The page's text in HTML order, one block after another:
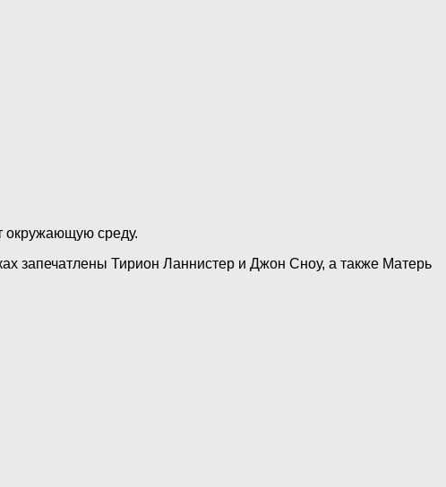
окружающую среду.
запечатлены Тирион Ланнистер и Джон Сноу, а также Матерь